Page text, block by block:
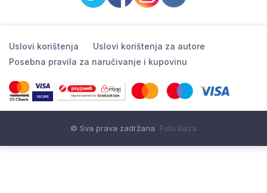
Uslovi korištenja
Uslovi korištenja za autore
Posebna pravila za naručivanje i kupovinu
© Sva prava zadržana Foto Baza